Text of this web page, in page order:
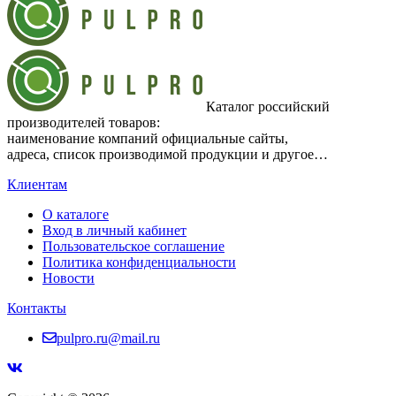
Каталог российский
производителей товаров:
наименование компаний официальные сайты,
адреса, список производимой продукции и другое…
Клиентам
О каталоге
Вход в личный кабинет
Пользовательское соглашение
Политика конфиденциальности
Новости
Контакты
pulpro.ru@mail.ru